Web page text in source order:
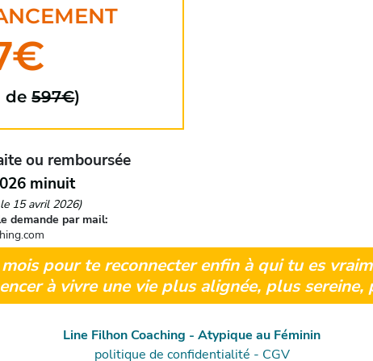
de597€)
ou remboursée
minuit
15 avril 2026)
demande par mail:
pour te reconnecter enfin à qui tu es
à vivre une vie plus alignée, plus sereine,
Line Filhon Coaching -Atypique au Féminin
politique de confidentialité - CGV